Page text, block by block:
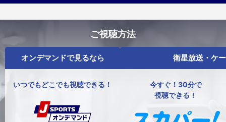
ご視聴方法
オンデマンドで見るなら
いつでもどこでも視聴できる！
衛星放送・ケ
今すぐ！30分で
視聴できる！